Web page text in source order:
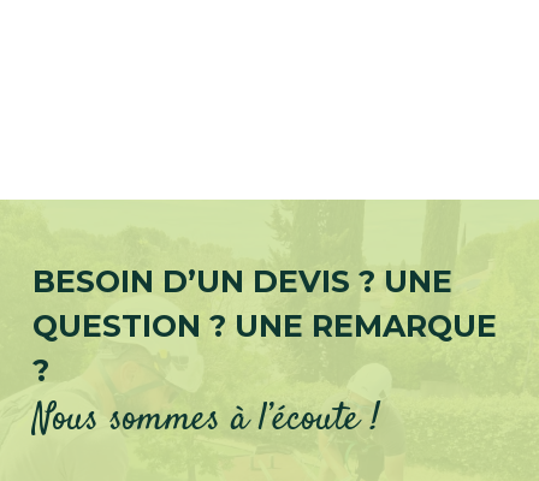
BESOIN D’UN DEVIS ? UNE
QUESTION ? UNE REMARQUE
?
Nous sommes à l’écoute !